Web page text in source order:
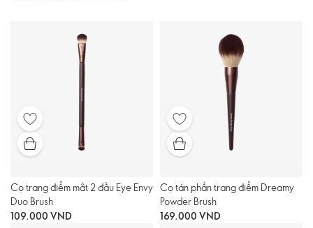
Cọ trang điểm mắt 2 đầu Eye Envy
Duo Brush
109.000 VND
Cọ tán phấn trang điểm Dreamy
Powder Brush
169.000 VND